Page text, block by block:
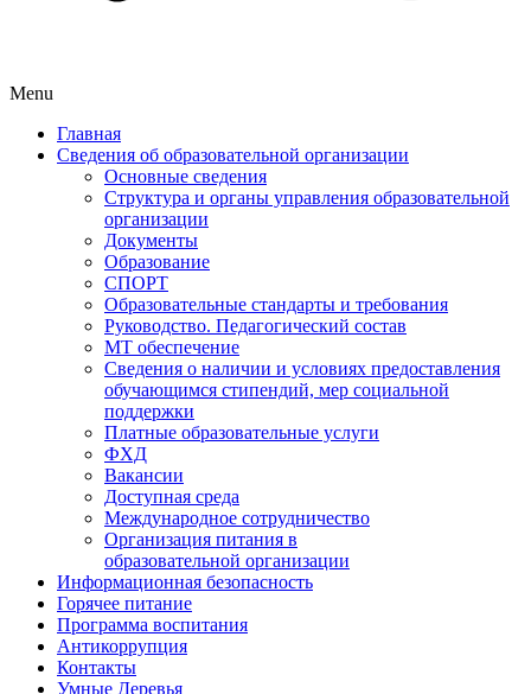
Menu
Главная
Сведения об образовательной организации
Основные сведения
Структура и органы управления образовательной
организации
Документы
Образование
СПОРТ
Образовательные стандарты и требования
Руководство. Педагогический состав
МТ обеспечение
Сведения о наличии и условиях предоставления
обучающимся стипендий, мер социальной
поддержки
Платные образовательные услуги
ФХД
Вакансии
Доступная среда
Международное сотрудничество
Организация питания в
образовательной организации
Информационная безопасность
Горячее питание
Программа воспитания
Антикоррупция
Контакты
Умные Деревья